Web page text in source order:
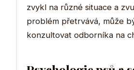
zvykl na různé situace a
problém přetrvává, může
konzultovat odborníka na